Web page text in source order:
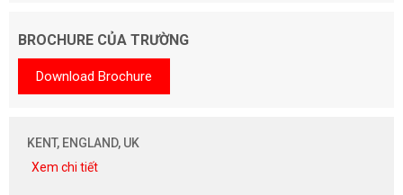
BROCHURE CỦA TRƯỜNG
Download Brochure
KENT, ENGLAND, UK
Xem chi tiết